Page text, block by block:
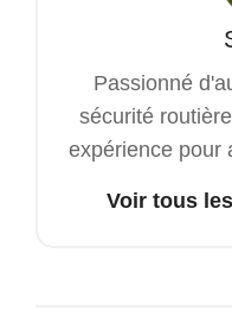
Passionné
sécurité
expérience pour
Voir tous